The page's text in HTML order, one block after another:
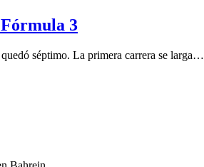
3
séptimo. La primera carrera se larga…